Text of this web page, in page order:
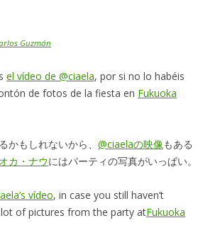
Guzmán
el vídeo de @ciaela, por si no lo habéis
de fotos de la fiesta en Fukuoka
かもしれないから、 @ciaelaの映像もある
カ・ナウにはパーティの写真がいっぱい。
vídeo, in case you still haven’t
of pictures from the party atFukuoka